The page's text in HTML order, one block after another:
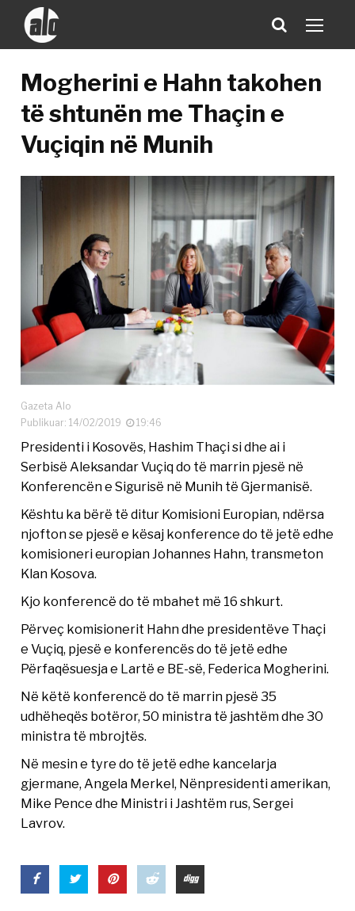
Mogherini e Hahn takohen
të shtunën me Thaçin e
Vuçiqin në Munih
Gazeta Alo
Publikuar: 14/02/2019
19:46
Presidenti i Kosovës, Hashim Thaçi si dhe ai i
Serbisë Aleksandar Vuçiq do të marrin pjesë në
Konferencën e Sigurisë në Munih të Gjermanisë.
Kështu ka bërë të ditur Komisioni Europian, ndërsa
njofton se pjesë e kësaj konference do të jetë edhe
komisioneri europian Johannes Hahn, transmeton
Klan Kosova.
Kjo konferencë do të mbahet më 16 shkurt.
Përveç komisionerit Hahn dhe presidentëve Thaçi
e Vuçiq, pjesë e konferencës do të jetë edhe
Përfaqësuesja e Lartë e BE-së, Federica Mogherini.
Në këtë konferencë do të marrin pjesë 35
udhëheqës botëror, 50 ministra të jashtëm dhe 30
ministra të mbrojtës.
Në mesin e tyre do të jetë edhe kancelarja
gjermane, Angela Merkel, Nënpresidenti amerikan,
Mike Pence dhe Ministri i Jashtëm rus, Sergei
Lavrov.